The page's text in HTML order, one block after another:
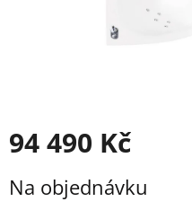
94 490 Kč
cena:
Na objednávku